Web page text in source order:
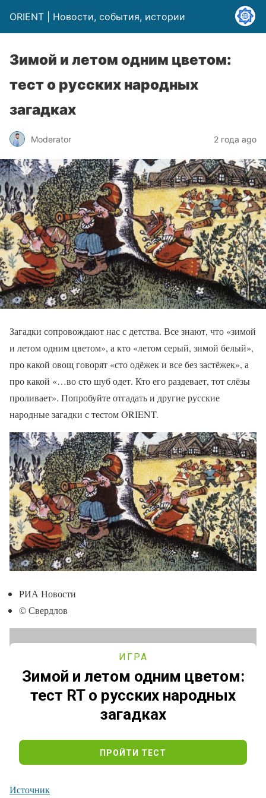
ORIENT | Новости, события, истории
Зимой и летом одним цветом:
тест о русских народных
загадках
Moderator 2 года ago
Загадки сопровождают нас с детства. Все знают, что «зимой
и летом одним цветом», а кто «летом серый, зимой белый»,
про какой овощ говорят «сто одёжек и все без застёжек», а
про какой «…во сто шуб одет. Кто его раздевает, тот слёзы
проливает». Попробуйте отгадать и другие русские
народные загадки с тестом ORIENT.
РИА Новости
© Свердлов
Источник